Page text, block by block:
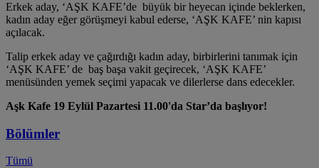
Erkek aday, ‘AŞK KAFE’de büyük bir heyecan içinde beklerken,
kadın aday eğer görüşmeyi kabul ederse, ‘AŞK KAFE’ nin kapısı
açılacak.
Talip erkek aday ve çağırdığı kadın aday, birbirlerini tanımak için
‘AŞK KAFE’ de baş başa vakit geçirecek, ‘AŞK KAFE’
menüsünden yemek seçimi yapacak ve dilerlerse dans edecekler.
Aşk Kafe 19 Eylül Pazartesi 11.00'da Star’da başlıyor!
Bölümler
Tümü